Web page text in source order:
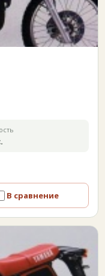
В сравнение